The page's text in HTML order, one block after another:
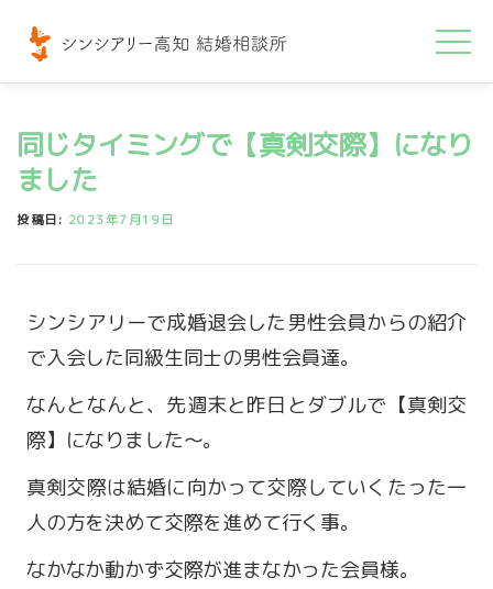
テ
同じタイミングで【真剣交際】になり
ました
投稿日: 2023年7月19日
シンシアリーで成婚退会した男性会員からの紹介
で入会した同級生同士の男性会員達。
なんとなんと、先週末と昨日とダブルで【真剣交
際】になりました〜。
真剣交際は結婚に向かって交際していくたった一
人の方を決めて交際を進めて行く事。
なかなか動かず交際が進まなかった会員様。